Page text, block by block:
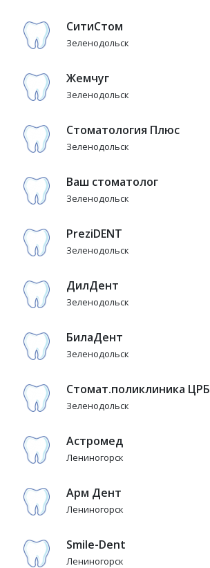
СитиСтом
Зеленодольск
Жемчуг
Зеленодольск
Стоматология Плюс
Зеленодольск
Ваш стоматолог
Зеленодольск
PreziDENT
Зеленодольск
ДилДент
Зеленодольск
БилаДент
Зеленодольск
Стомат.поликлиника ЦРБ
Зеленодольск
Астромед
Лениногорск
Арм Дент
Лениногорск
Smile-Dent
Лениногорск